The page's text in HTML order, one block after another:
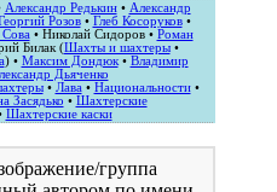
Александр Редькин• Александр
Розов• Глеб Косоруков•
Сова• Николай Сидоров• Роман
Билак (Шахты и шахтеры•
) • Максим Дондюк• Владимир
Дьяченко
• Лава• Национальности•
Засядько • Шахтерские
Шахтерские каски
группа